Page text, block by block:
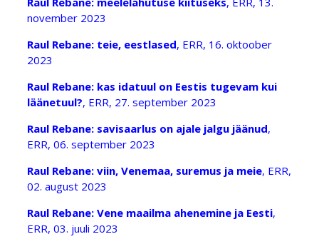
november 2023
Raul Rebane: teie, eestlased, ERR, 16. oktoober
2023
Raul Rebane: kas idatuul on Eestis tugevam kui
läänetuul?, ERR, 27. september 2023
Raul Rebane: savisaarlus on ajale jalgu jäänud,
ERR, 06. september 2023
Raul Rebane: viin, Venemaa, suremus ja meie, ERR,
02. august 2023
Raul Rebane: Vene maailma ahenemine ja Eesti,
ERR, 03. juuli 2023